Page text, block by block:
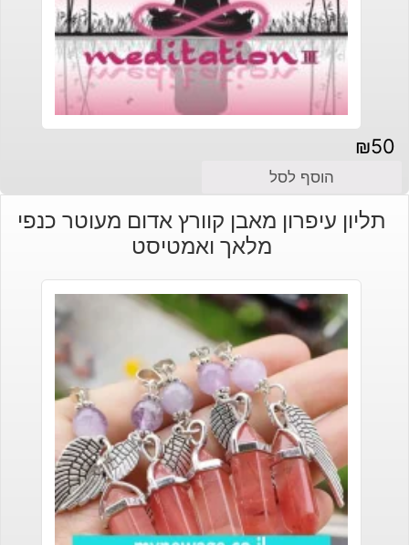
₪50
הוסף לסל
תליון עיפרון מאבן קוורץ אדום מעוטר כנפי
מלאך ואמטיסט